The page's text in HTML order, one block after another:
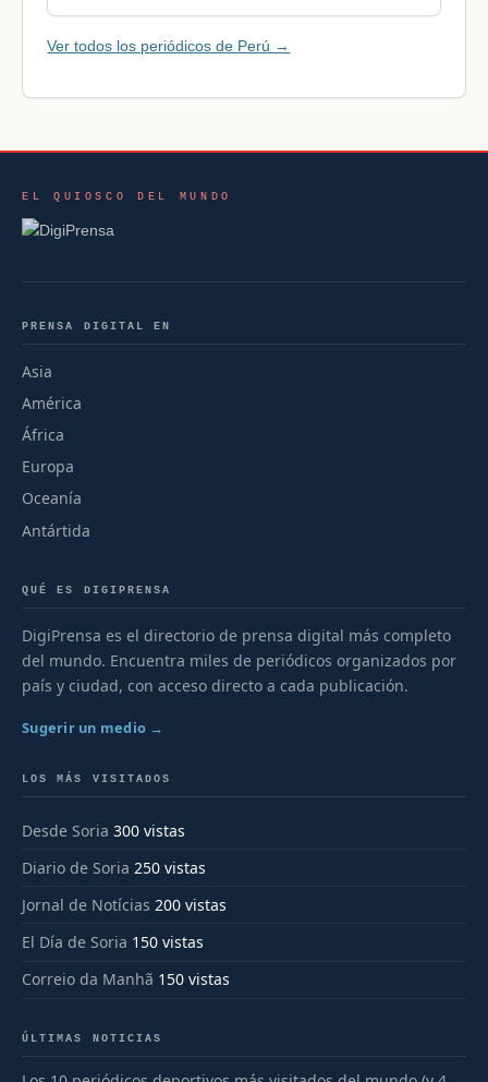
Ver todos los periódicos de Perú →
EL QUIOSCO DEL MUNDO
PRENSA DIGITAL EN
Asia
América
África
Europa
Oceanía
Antártida
QUÉ ES DIGIPRENSA
DigiPrensa es el directorio de prensa digital más completo
del mundo. Encuentra miles de periódicos organizados por
país y ciudad, con acceso directo a cada publicación.
Sugerir un medio →
LOS MÁS VISITADOS
Desde Soria 300 vistas
Diario de Soria 250 vistas
Jornal de Notícias 200 vistas
El Día de Soria 150 vistas
Correio da Manhã 150 vistas
ÚLTIMAS NOTICIAS